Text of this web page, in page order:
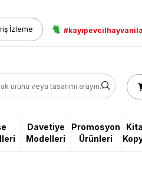
İzleme 🐈
Davetiye
Modelleri
Promosyon
Ürünleri